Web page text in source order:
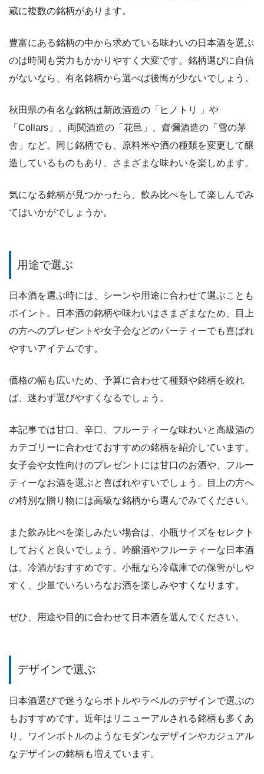
蔵に複数の銘柄があります。
豊富にある銘柄の中から求めている味わいの日本酒を選ぶ
のは時間も労力もかかりやすく大変です。銘柄選びに自信
がないなら、有名銘柄から選べば後悔が少ないでしょう。
秋田県の有名な銘柄は新政酒造の「ヒノトリ 」や
「Collars」、両関酒造の「花邑」、齋彌酒造の「雪の茅
舎」など。同じ銘柄でも、原料米や酒の種類を変更して醸
造しているものもあり、さまざまな味わいを楽しめます。
気になる銘柄が見つかったら、飲み比べをして楽しんでみ
てはいかがでしょうか。
用途で選ぶ
日本酒を選ぶ時には、シーンや用途に合わせて選ぶことも
ポイント。日本酒の銘柄や味わいはさまざまなため、目上
の方へのプレゼントや女子会などのパーティーでも喜ばれ
やすいアイテムです。
価格の幅も広いため、予算に合わせて種類や銘柄を絞れ
ば、迷わず選びやすくなるでしょう。
本記事では甘口、辛口、フルーティーな味わいと高級酒の
カテゴリーに合わせておすすめの銘柄を紹介しています。
女子会や女性向けのプレゼントには甘口のお酒や、フルー
ティーなお酒を選ぶと喜ばれやすいでしょう。目上の方へ
の特別な贈り物には高級な銘柄から選んでみてください。
また飲み比べを楽しみたい場合は、小瓶サイズをセレクト
しておくと良いでしょう。吟醸酒やフルーティーな日本酒
は、冷酒がおすすめです。小瓶なら冷蔵庫での保管がしや
すく、少量でいろいろなお酒を楽しみやすくなります。
ぜひ、用途や目的に合わせて日本酒を選んでください。
デザインで選ぶ
日本酒選びで迷うならボトルやラベルのデザインで選ぶの
もおすすめです。近年はリニューアルされる銘柄も多くあ
り、ワインボトルのようなモダンなデザインやカジュアル
なデザインの銘柄も増えています。